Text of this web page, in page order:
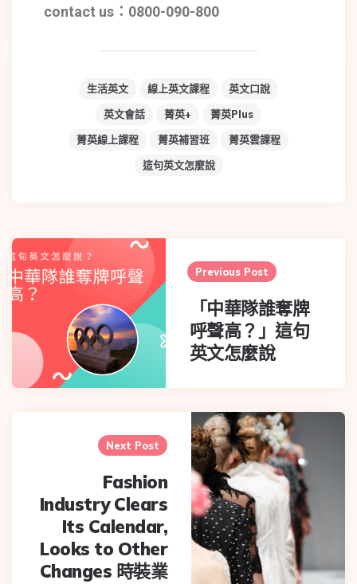
contact us：0800-090-800
生活英文 線上英文課程
英文口說
英文會話
菁英+
菁英Plus
菁英線上課程
菁英補習班
菁英雲課程
這句英文怎麼說
Previous Post
「中華隊誰奪牌
呼聲高？」這句
英文怎麼說
Next Post
Fashion
Industry Clears
Its Calendar,
Looks to Other
Changes 時裝業